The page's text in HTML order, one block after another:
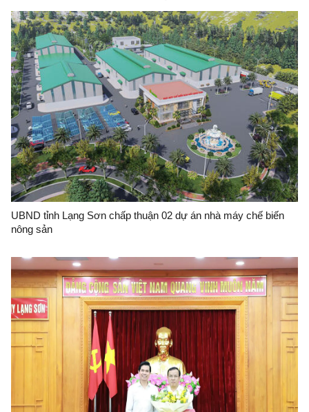
UBND tỉnh Lạng Sơn chấp thuận 02 dự án nhà máy chế biến
nông sản